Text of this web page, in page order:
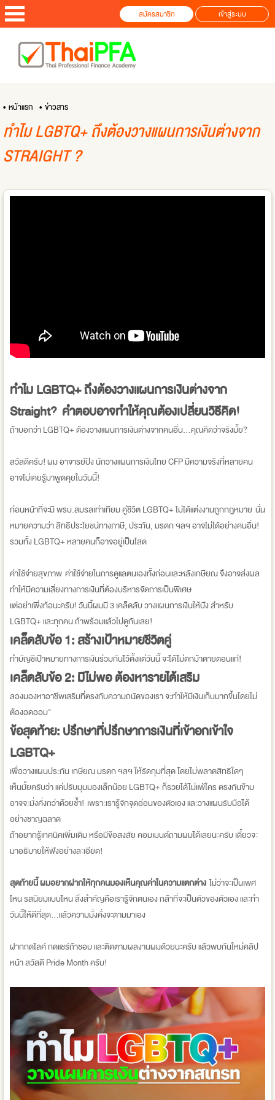
สมัครสมาชิก เข้าสู่ระบบ
• หน้าแรก • ข่าวสาร
ทำไม LGBTQ+ ถึงต้องวางแผนการเงินต่างจาก
STRAIGHT ?
ทำไม LGBTQ+ ถึงต้องวางแผนการเงินต่างจาก
Straight? คำตอบอาจทำให้คุณต้องเปลี่ยนวิธีคิด!
ถ้าบอกว่า LGBTQ+ ต้องวางแผนการเงินต่างจากคนอื่น...คุณคิดว่าจริงมั้ย?
สวัสดีครับ! ผม อาจารย์ปิง นักวางแผนการเงินไทย CFP มีความจริงที่หลายคน
อาจไม่เคยรู้มาพูดคุยในวันนี้!
ก่อนหน้าที่จะมี พรบ.สมรสเท่าเทียม คู่ชีวิต LGBTQ+ ไม่ได้แต่งงานถูกกฎหมาย นั่น
หมายความว่า สิทธิประโยชน์ทางภาษี, ประกัน, มรดก ฯลฯ อาจไม่ได้อย่างคนอื่น!
รวมทั้ง LGBTQ+ หลายคนก็อาจอยู่เป็นโสด
ค่าใช้จ่ายสุขภาพ ค่าใช้จ่ายในการดูแลตนเองทั้งก่อนและหลังเกษียณ จึงอาจส่งผล
ทำให้มีความเสี่ยงทางการเงินที่ต้องบริหารจัดการเป็นพิเศษ
แต่อย่าเพิ่งท้อนะครับ! วันนี้ผมมี 3 เคล็ดลับ วางแผนการเงินให้ปัง สำหรับ
LGBTQ+ และทุกคน ถ้าพร้อมแล้วไปดูกันเลย!
เคล็ดลับข้อ 1: สร้างเป้าหมายชีวิตคู่
ทำบัญชีเป้าหมายทางการเงินร่วมกันไว้ตั้งแต่วันนี้ จะได้ไม่ตกม้าตายตอนแก่!
เคล็ดลับข้อ 2: มีไม่พอ ต้องหารายได้เสริม
ลองมองหาอาชีพเสริมที่ตรงกับความถนัดของเรา จะทำให้มีเงินเก็บมากขึ้นโดยไม่
ต้องอดออม"
ข้อสุดท้าย: ปรึกษาที่ปรึกษาการเงินที่เข้าอกเข้าใจ
LGBTQ+
เพื่อวางแผนประกัน เกษียณ มรดก ฯลฯ ให้รัดกุมที่สุด โดยไม่พลาดสิทธิใดๆ
เห็นมั้ยครับว่า แค่ปรับมุมมองเล็กน้อย LGBTQ+ ก็รวยได้ไม่แพ้ใคร ตรงกันข้าม
อาจจะมั่งคั่งกว่าด้วยซ้ำ! เพราะเรารู้จักจุดอ่อนของตัวเอง และวางแผนรับมือได้
อย่างชาญฉลาด
ถ้าอยากรู้เทคนิคเพิ่มเติม หรือมีข้อสงสัย คอมเมนต์ถามผมได้เลยนะครับ เดี๋ยวจะ
มาอธิบายให้ฟังอย่างละเอียด!
สุดท้ายนี้ ผมอยากฝากให้ทุกคนมองเห็นคุณค่าในความแตกต่างไม่ว่าจะเป็นเพศ
ไหน รสนิยมแบบไหน สิ่งสำคัญคือเรารู้จักตนเอง กล้าที่จะเป็นตัวของตัวเอง และทำ
วันนี้ให้ดีที่สุด...แล้วความมั่งคั่งจะตามมาเอง
ฝากกดไลค์ กดแชร์ถ้าชอบ และติดตามผลงานผมด้วยนะครับ แล้วพบกันใหม่คลิป
หน้า สวัสดี Pride Month ครับ!